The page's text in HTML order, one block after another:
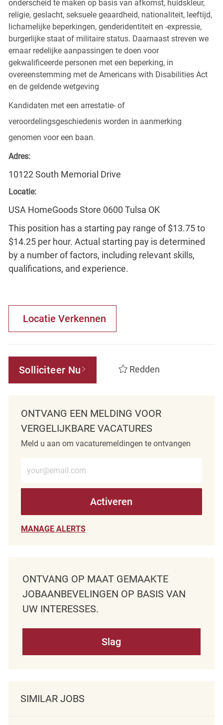
onderscheid te maken op basis van afkomst, huidskleur,
religie, geslacht, seksuele geaardheid, nationaliteit, leeftijd,
lichamelijke beperkingen, genderidentiteit en -expressie,
burgerlijke staat of militaire status. Daarnaast streven we
ernaar redelijke aanpassingen te doen voor
gekwalificeerde personen met een beperking, in
overeenstemming met de Americans with Disabilities Act
en de geldende wetgeving
Kandidaten met een arrestatie- of
veroordelingsgeschiedenis worden in aanmerking
genomen voor een baan.
Adres:
10122 South Memorial Drive
Locatie:
USA HomeGoods Store 0600 Tulsa OK
This position has a starting pay range of $13.75 to
$14.25 per hour. Actual starting pay is determined
by a number of factors, including relevant skills,
qualifications, and experience.
Locatie Verkennen
Solliciteer Nu Redden
ONTVANG EEN MELDING VOOR
VERGELIJKBARE VACATURES
Meld u aan om vacaturemeldingen te ontvangen
Activeren
MANAGE ALERTS
ONTVANG OP MAAT GEMAAKTE
JOBAANBEVELINGEN OP BASIS VAN
UW INTERESSES.
Slag
SIMILAR JOBS